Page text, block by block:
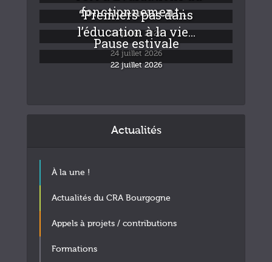
24 juillet 2026
fonctionnement :...
24 juillet 2026
“Premiers pas dans
l’éducation à la vie...
24 juillet 2026
Pause estivale
22 juillet 2026
Actualités
À la une !
Actualités du CRA Bourgogne
Appels à projets / contributions
Formations